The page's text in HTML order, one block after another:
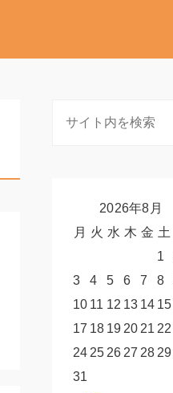
2026年8月
月 火 水 木 金 土
1
3
4 5 6 7 8
10 11 12 13 14 15
17 18 19 20 21 22
24 25 26 27 28 29
31